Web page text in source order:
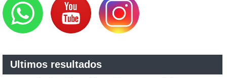
Ultimos resultados